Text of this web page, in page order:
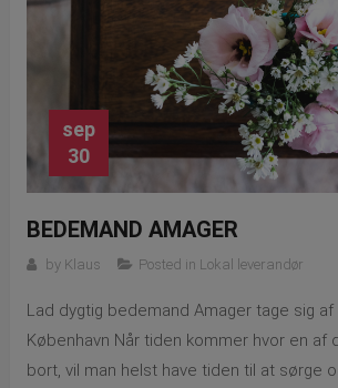
sep
30
BEDEMAND AMAGER
by Klaus Posted in Lokal leverandør
Lad dygtig bedemand Amager tage sig
København Når tiden kommer hvor en af
bort, vil man helst have tiden til at sørge